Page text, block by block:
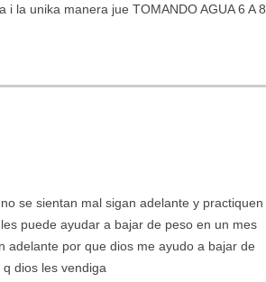
la unika manera jue TOMANDO AGUA 6 A 8
se sientan mal sigan adelante y practiquen
puede ayudar a bajar de peso en un mes
adelante por que dios me ayudo a bajar de
dios les vendiga